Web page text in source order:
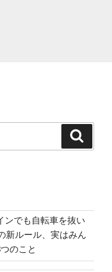
ンでも自転車を抜い
新ルール、実はみん
のこと